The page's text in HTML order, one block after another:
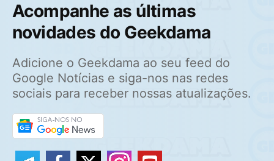
Acompanhe as últimas
novidades do Geekdama
Adicione o Geekdama ao seu feed do
Google Notícias e siga-nos nas redes
sociais para receber nossas atualizações.